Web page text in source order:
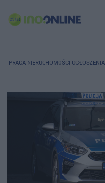
PRACA NIERUCHOMOŚCI OGŁOSZENIA